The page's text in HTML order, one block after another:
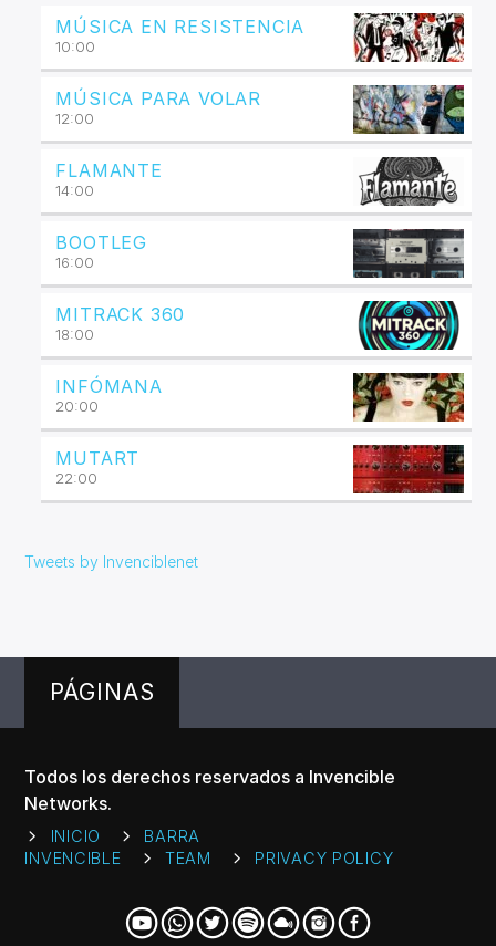
MÚSICA EN RESISTENCIA
10:00
MÚSICA PARA VOLAR
12:00
FLAMANTE
14:00
BOOTLEG
16:00
MITRACK 360
18:00
INFÓMANA
20:00
MUTART
22:00
Tweets by Invenciblenet
PÁGINAS
Todos los derechos reservados a Invencible
Networks.
INICIO
BARRA
INVENCIBLE
TEAM PRIVACY POLICY